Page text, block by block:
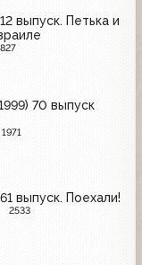
выпуск. Петька и
70 выпуск
1971
выпуск. Поехали!
2533